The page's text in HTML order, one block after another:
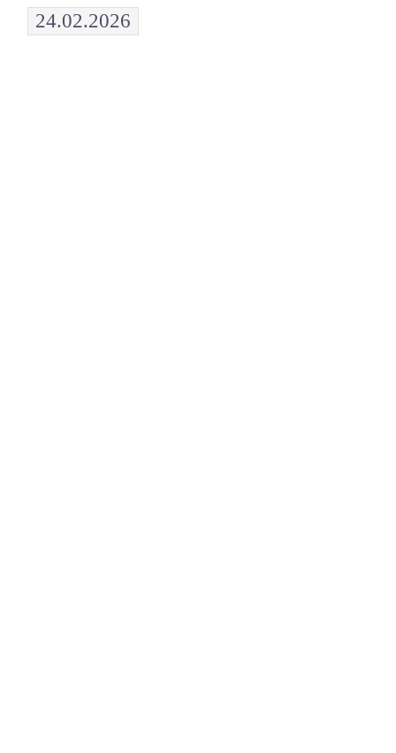
24.02.2026